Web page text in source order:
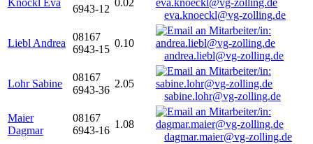
Knöckl Eva
6943-12
0.02
eva.knoeckl@vg-zolling.de
Liebl Andrea
08167
6943-15
0.10
andrea.liebl@vg-zolling.de
Lohr Sabine
08167
6943-36
2.05
sabine.lohr@vg-zolling.de
Maier
Dagmar
08167
6943-16
1.08
dagmar.maier@vg-zolling.de